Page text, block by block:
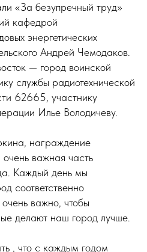
«За безупречный труд»
кафедрой
энергетических
Андрей Чемодаков.
— город воинской
службы радиотехнической
62665, участнику
Илье Володичеву.
награждение
важная часть
Каждый день мы
соответственно
важно, чтобы
делают наш город лучше.
, что с каждым годом